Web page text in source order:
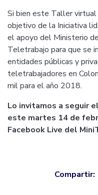
Si bien este Taller
objetivo de la Iniciativa
el apoyo del Ministerio
Teletrabajo para que se
entidades públicas y
teletrabajadores en
mil para el año 2018.
Lo invitamos a seguir
este martes 14 de
Facebook Live del